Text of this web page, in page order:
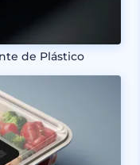
de Plástico